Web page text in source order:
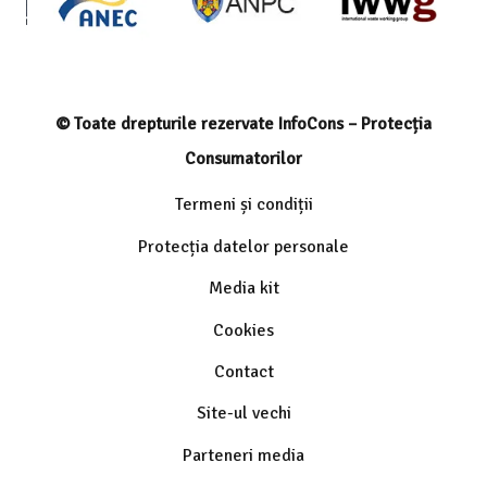
© Toate drepturile rezervate InfoCons – Protecția
Consumatorilor
Termeni și condiții
Protecția datelor personale
Media kit
Cookies
Contact
Site-ul vechi
Parteneri media